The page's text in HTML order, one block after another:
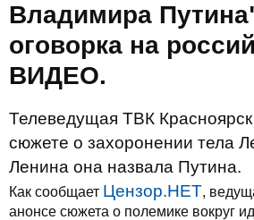
Владимира
оговорка на
ВИДЕО.
Телеведущая ТВК Красноярск
сюжете о захоронении тела
Ленина она назвала Путина.
Как сообщает Цензор.НЕТ,
анонсе сюжета о полемике вокруг